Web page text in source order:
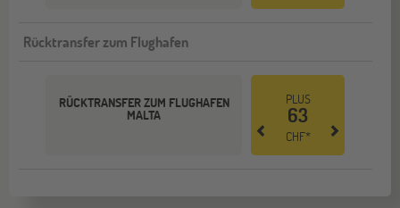
Rücktransfer zum Flughafen
RÜCKTRANSFER ZUM FLUGHAFEN
MALTA
PLUS
63
CHF*